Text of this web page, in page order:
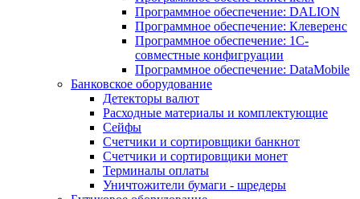
Программное обеспечение: DALION
Программное обеспечение: Клеверенс
Программное обеспечение: 1С-
совместные конфигруации
Программное обеспечение: DataMobile
Банковское оборудование
Детекторы валют
Расходные материалы и комплектующие
Сейфы
Счетчики и сортировщики банкнот
Счетчики и сортировщики монет
Терминалы оплаты
Уничтожители бумаги - шредеры